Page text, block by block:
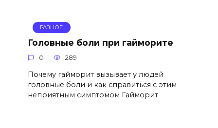
РАЗНОЕ
Головные боли при гайморите
0 289
Почему гайморит вызывает у людей
головные боли и как справиться с этим
неприятным симптомом Гайморит